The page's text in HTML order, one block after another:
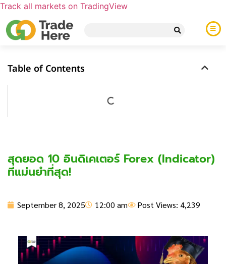
Track all markets on TradingView
Table of Contents
สุดยอด 10 อินดิเคเตอร์ Forex (Indicator)
ที่แม่นยำที่สุด!
September 8, 2025 12:00 am Post Views: 4,239